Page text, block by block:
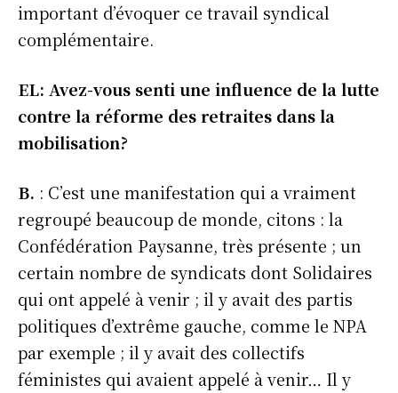
important d’évoquer ce travail syndical
complémentaire.
EL: Avez-vous senti une influence de la lutte
contre la réforme des retraites dans la
mobilisation?
B. : C’est une manifestation qui a vraiment
regroupé beaucoup de monde, citons : la
Confédération Paysanne, très présente ; un
certain nombre de syndicats dont Solidaires
qui ont appelé à venir ; il y avait des partis
politiques d’extrême gauche, comme le NPA
par exemple ; il y avait des collectifs
féministes qui avaient appelé à venir… Il y